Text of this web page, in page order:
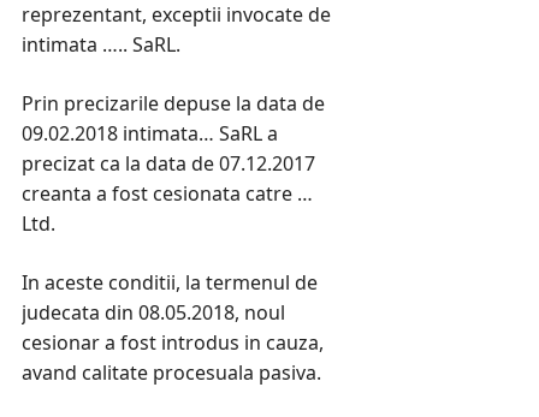
reprezentant, exceptii invocate de
intimata ….. SaRL.
Prin precizarile depuse la data de
09.02.2018 intimata… SaRL a
precizat ca la data de 07.12.2017
creanta a fost cesionata catre …
Ltd.
In aceste conditii, la termenul de
judecata din 08.05.2018, noul
cesionar a fost introdus in cauza,
avand calitate procesuala pasiva.